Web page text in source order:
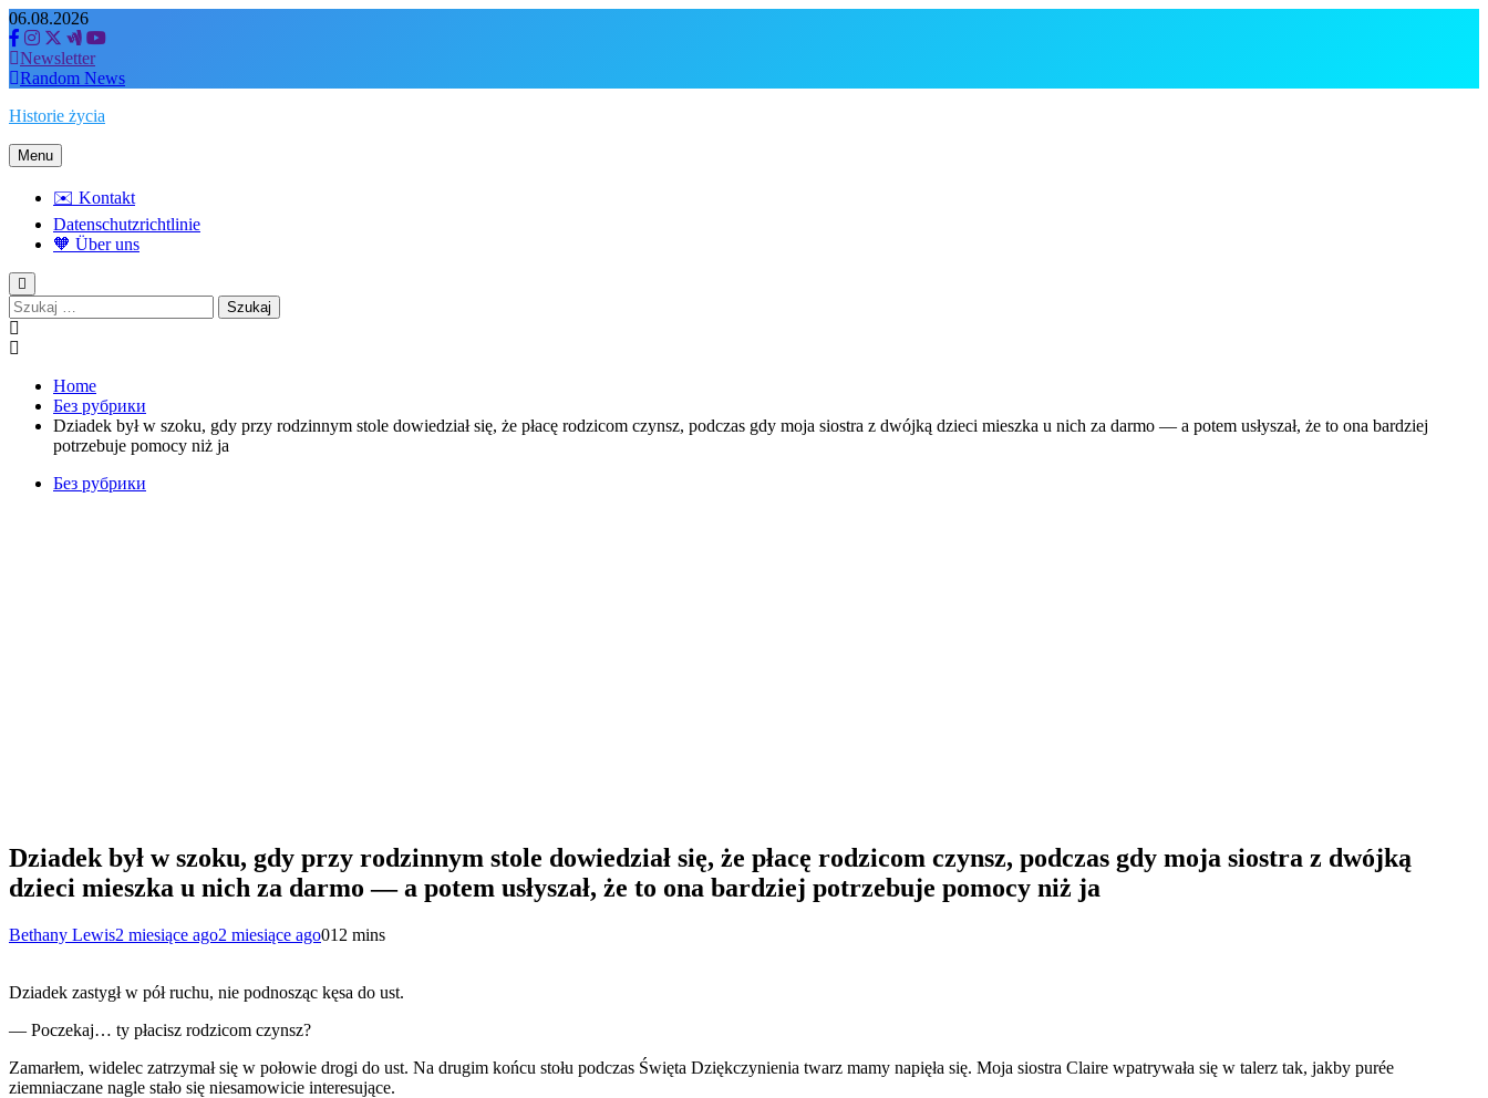
Skip
to
content
06.08.2026
Newsletter
Random News
Historie życia
Menu
✉️ Kontakt
Datenschutzrichtlinie
🧡 Über uns
Szukaj:
Home
Без рубрики
Dziadek był w szoku, gdy przy rodzinnym stole dowiedział się, że płacę rodzicom czynsz, podczas gdy moja siostra z dwójką dzieci mieszka u nich za darmo — a potem usłyszał, że to ona bardziej
potrzebuje pomocy niż ja
Без рубрики
Dziadek był w szoku, gdy przy rodzinnym stole dowiedział się, że płacę rodzicom czynsz, podczas gdy moja siostra z dwójką
dzieci mieszka u nich za darmo — a potem usłyszał, że to ona bardziej potrzebuje pomocy niż ja
Bethany Lewis2 miesiące ago2 miesiące ago012 mins
Dziadek zastygł w pół ruchu, nie podnosząc kęsa do ust.
— Poczekaj… ty płacisz rodzicom czynsz?
Zamarłem, widelec zatrzymał się w połowie drogi do ust. Na drugim końcu stołu podczas Święta Dziękczynienia twarz mamy napięła się. Moja siostra Claire wpatrywała się w talerz tak, jakby purée
ziemniaczane nagle stało się niesamowicie interesujące.